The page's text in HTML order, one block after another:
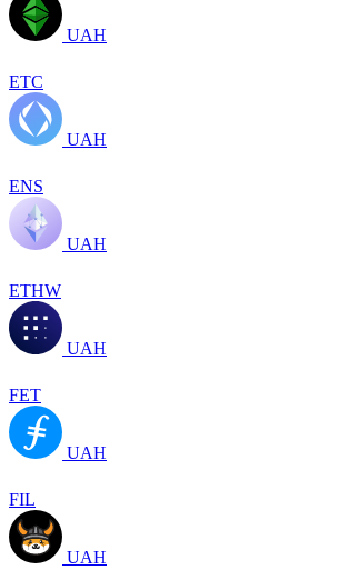
UAH
ETC
UAH
ENS
UAH
ETHW
UAH
FET
UAH
FIL
UAH